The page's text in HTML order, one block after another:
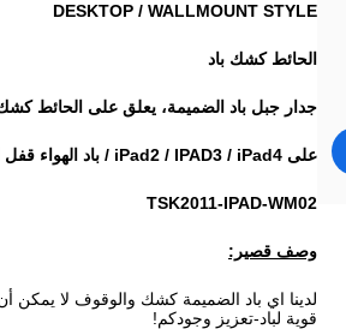
DESKTOP / WALLMOUNT STYLE
الحائط كشك باد
جدار جبل باد الضميمة، يعلق على الحائط كشك
على iPad2 / IPAD3 / iPad4 / باد الهواء قفل العلبة
TSK2011-IPAD-WM02
وصف قصير:
لدينا اي باد الضميمة كشك والوقوف لا يمكن
قوية لباد-تعزيز وجودكم!